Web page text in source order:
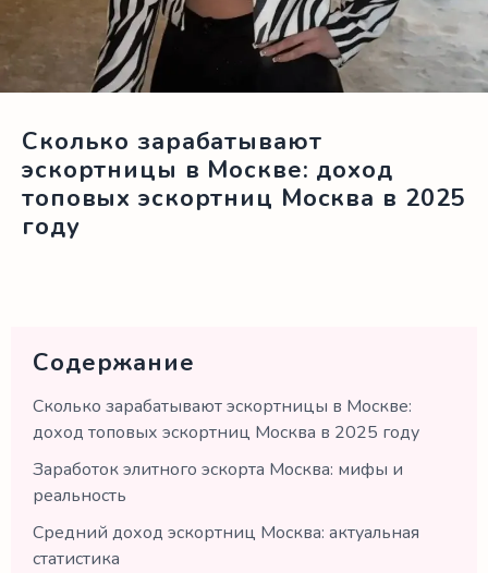
Сколько зарабатывают
эскортницы в Москве: доход
топовых эскортниц Москва в 2025
году
Содержание
Сколько зарабатывают эскортницы в Москве:
доход топовых эскортниц Москва в 2025 году
Заработок элитного эскорта Москва: мифы и
реальность
Средний доход эскортниц Москва: актуальная
статистика